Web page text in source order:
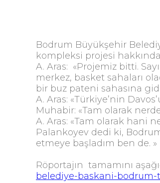
Bodrum Büyükşehir
kompleksi projesi
A. Aras: «Projemiz bitti.
merkez, basket sahaları
bir buz pateni sahasına
A. Aras: «Türkiye’nin
Muhabir: «Tam olarak
A. Aras: «Tam olarak hani
Palankoyev dedi ki,
etmeye başladım ben de. »
Röportajın tamamını
belediye-baskani-